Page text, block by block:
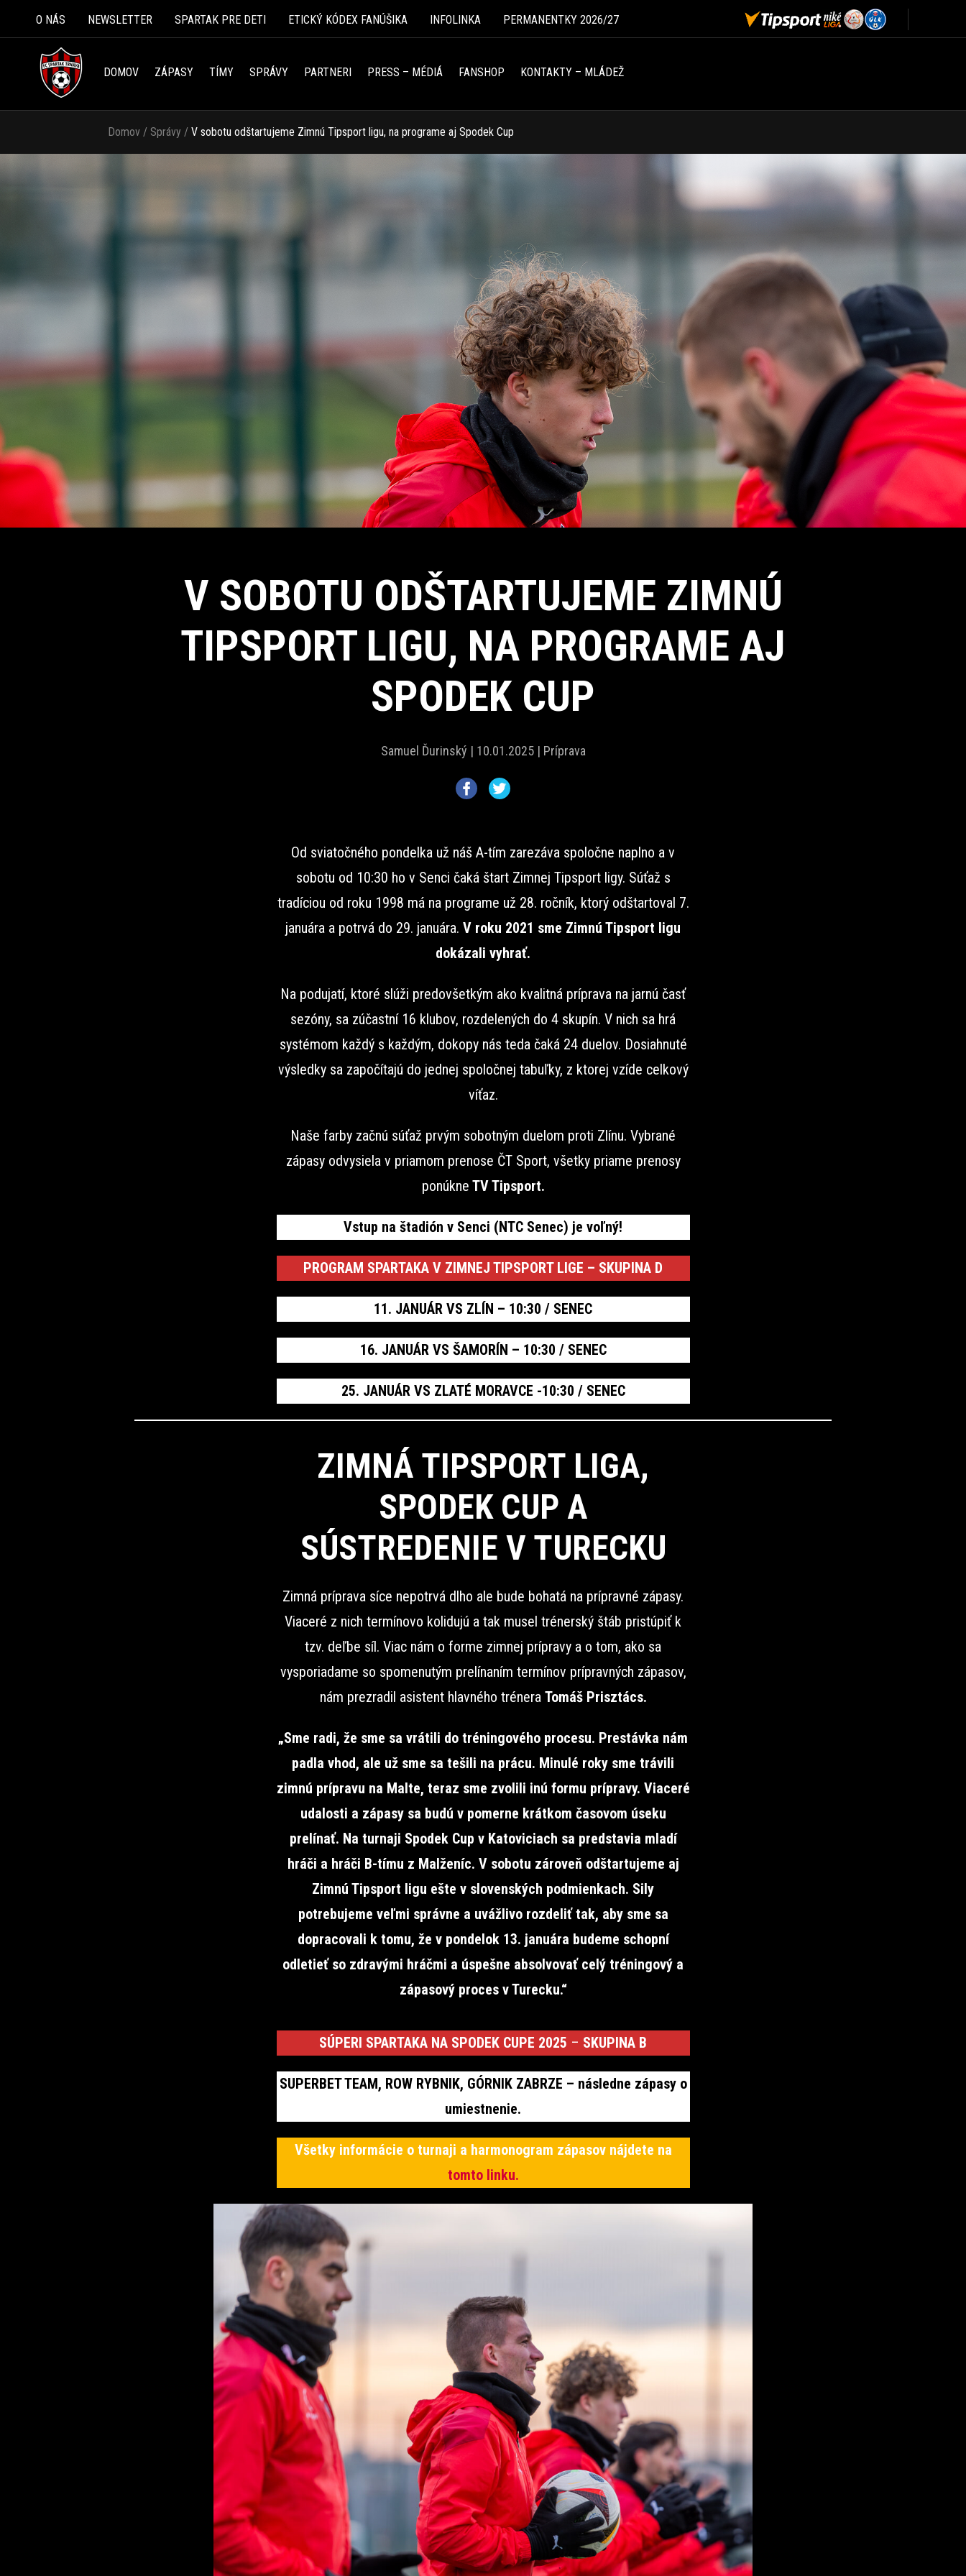
O NÁS NEWSLETTER SPARTAK PRE DETI ETICKÝ KÓDEX FANÚŠIKA INFOLINKA PERMANENTKY 2026/27
DOMOV ZÁPASY TÍMY SPRÁVY PARTNERI PRESS – MÉDIÁ FANSHOP KONTAKTY – MLÁDEŽ
Domov / Správy / V sobotu odštartujeme Zimnú Tipsport ligu, na programe aj Spodek Cup
V SOBOTU ODŠTARTUJEME ZIMNÚ
TIPSPORT LIGU, NA PROGRAME AJ
SPODEK CUP
Samuel Ďurinský | 10.01.2025 | Príprava
Od sviatočného pondelka už náš A-tím zarezáva spoločne naplno a v
sobotu od 10:30 ho v Senci čaká štart Zimnej Tipsport ligy. Súťaž s
tradíciou od roku 1998 má na programe už 28. ročník, ktorý odštartoval 7.
januára a potrvá do 29. januára. V roku 2021 sme Zimnú Tipsport ligu
dokázali vyhrať.
Na podujatí, ktoré slúži predovšetkým ako kvalitná príprava na jarnú časť
sezóny, sa zúčastní 16 klubov, rozdelených do 4 skupín. V nich sa hrá
systémom každý s každým, dokopy nás teda čaká 24 duelov. Dosiahnuté
výsledky sa započítajú do jednej spoločnej tabuľky, z ktorej vzíde celkový
víťaz.
Naše farby začnú súťaž prvým sobotným duelom proti Zlínu. Vybrané
zápasy odvysiela v priamom prenose ČT Sport, všetky priame prenosy
ponúkne TV Tipsport.
Vstup na štadión v Senci (NTC Senec) je voľný!
PROGRAM SPARTAKA V ZIMNEJ TIPSPORT LIGE – SKUPINA D
11. JANUÁR VS ZLÍN – 10:30 / SENEC
16. JANUÁR VS ŠAMORÍN – 10:30 / SENEC
25. JANUÁR VS ZLATÉ MORAVCE -10:30 / SENEC
ZIMNÁ TIPSPORT LIGA,
SPODEK CUP A
SÚSTREDENIE V TURECKU
Zimná príprava síce nepotrvá dlho ale bude bohatá na prípravné zápasy.
Viaceré z nich termínovo kolidujú a tak musel trénerský štáb pristúpiť k
tzv. deľbe síl. Viac nám o forme zimnej prípravy a o tom, ako sa
vysporiadame so spomenutým prelínaním termínov prípravných zápasov,
nám prezradil asistent hlavného trénera Tomáš Prisztács.
„Sme radi, že sme sa vrátili do tréningového procesu. Prestávka nám
padla vhod, ale už sme sa tešili na prácu. Minulé roky sme trávili
zimnú prípravu na Malte, teraz sme zvolili inú formu prípravy. Viaceré
udalosti a zápasy sa budú v pomerne krátkom časovom úseku
prelínať. Na turnaji Spodek Cup v Katoviciach sa predstavia mladí
hráči a hráči B-tímu z Malženíc. V sobotu zároveň odštartujeme aj
Zimnú Tipsport ligu ešte v slovenských podmienkach. Sily
potrebujeme veľmi správne a uvážlivo rozdeliť tak, aby sme sa
dopracovali k tomu, že v pondelok 13. januára budeme schopní
odletieť so zdravými hráčmi a úspešne absolvovať celý tréningový a
zápasový proces v Turecku.“
SÚPERI SPARTAKA NA SPODEK CUPE 2025 – SKUPINA B
SUPERBET TEAM, ROW RYBNIK, GÓRNIK ZABRZE – následne zápasy o
umiestnenie.
Všetky informácie o turnaji a harmonogram zápasov nájdete na
tomto linku.